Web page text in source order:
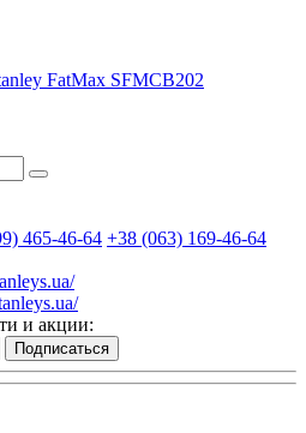
FatMax SFMCB202
465-46-64 +38 (063) 169-46-64
и акции:
Подписаться